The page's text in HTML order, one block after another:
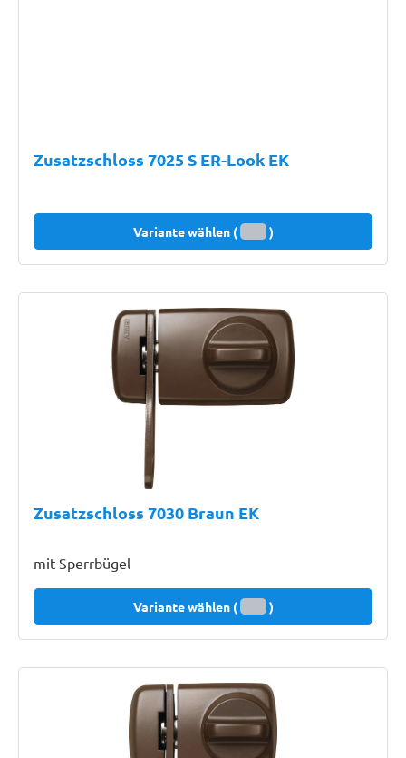
Zusatzschloss 7025 S ER-Look EK
Variante wählen ( )
Zusatzschloss 7030 Braun EK
mit Sperrbügel
Variante wählen ( )